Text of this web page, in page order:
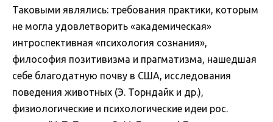
Таковыми являлись: требования практики, которым
не могла удовлетворить «академическая»
интроспективная «психология сознания»,
философия позитивизма и прагматизма, нашедшая
себе благодатную почву в США, исследования
поведения животных (Э. Торндайк и др.),
физиологические и психологические идеи рос.